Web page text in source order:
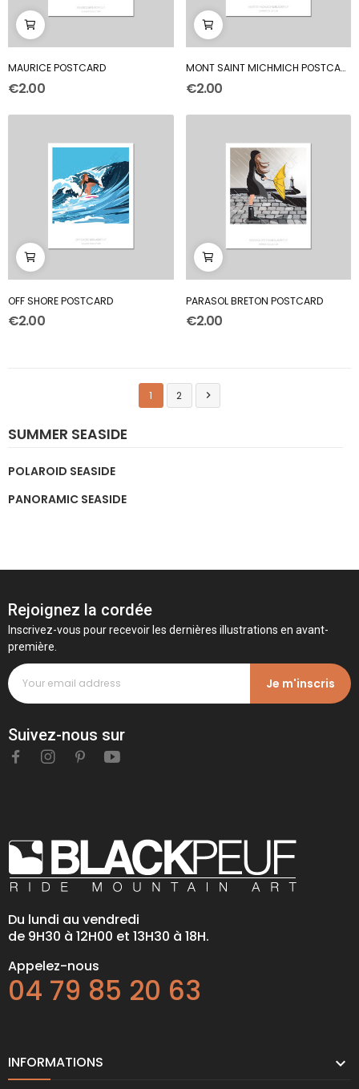
SUMMER SEASIDE
POLAROID SEASIDE
PANORAMIC SEASIDE
MAURICE POSTCARD
€2.00
MONT SAINT MICHMICH POSTCARD
€2.00
OFF SHORE POSTCARD
€2.00
PARASOL BRETON POSTCARD
€2.00
1 2 
Rejoignez la cordée
Inscrivez-vous pour recevoir les dernières illustrations en avant-
première.
Je m'inscris
Suivez-nous sur
Du lundi au vendredi
de 9H30 à 12H00 et 13H30 à 18H.
Appelez-nous
04 79 85 20 63
INFORMATIONS 